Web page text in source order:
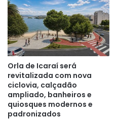
Orla de Icaraí será
revitalizada com nova
ciclovia, calçadão
ampliado, banheiros e
quiosques modernos e
padronizados